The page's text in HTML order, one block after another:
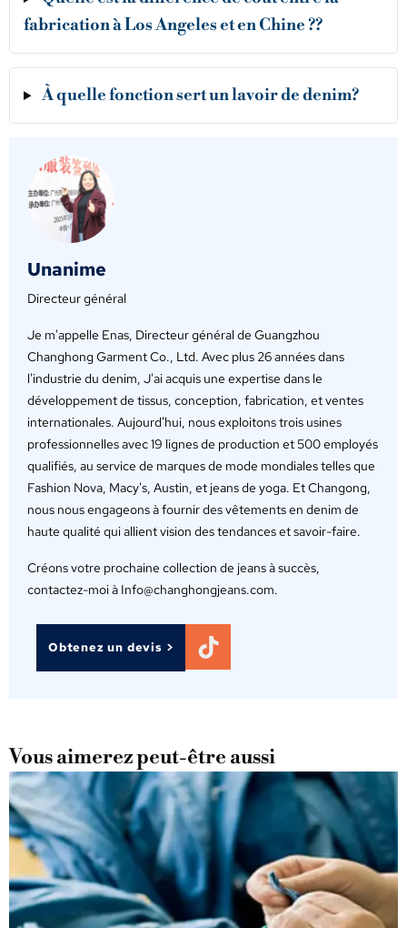
fabrication à Los Angeles et en Chine ??
À quelle fonction sert un lavoir de denim?
Unanime
Directeur général
Je m'appelle Enas, Directeur général de Guangzhou
Changhong Garment Co., Ltd. Avec plus 26 années dans
l'industrie du denim, J'ai acquis une expertise dans le
développement de tissus, conception, fabrication, et ventes
internationales. Aujourd'hui, nous exploitons trois usines
professionnelles avec 19 lignes de production et 500 employés
qualifiés, au service de marques de mode mondiales telles que
Fashion Nova, Macy's, Austin, et jeans de yoga. Et Changong,
nous nous engageons à fournir des vêtements en denim de
haute qualité qui allient vision des tendances et savoir-faire.
Créons votre prochaine collection de jeans à succès,
contactez-moi à Info@changhongjeans.com.
Obtenez un devis >
Vous aimerez peut-être aussi